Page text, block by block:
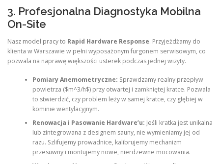
3. Profesjonalna Diagnostyka Mobilna
On-Site
Nasz model pracy to Rapid Hardware Response. Przyjeżdżamy do
klienta w Warszawie w pełni wyposażonym furgonem serwisowym, co
pozwala na naprawę większości usterek podczas jednej wizyty.
Pomiary Anemometryczne: Sprawdzamy realny przepływ
powietrza ($m^3/h$) przy otwartej i zamkniętej kratce. Pozwala
to stwierdzić, czy problem leży w samej kratce, czy głębiej w
kominie wentylacyjnym.
Renowacja i Pasowanie Hardware’u: Jeśli kratka jest unikalna
lub zintegrowana z designem sauny, nie wymieniamy jej od
razu. Szlifujemy prowadnice, kalibrujemy mechanizm
przesuwny i montujemy nowe, nierdzewne mocowania.